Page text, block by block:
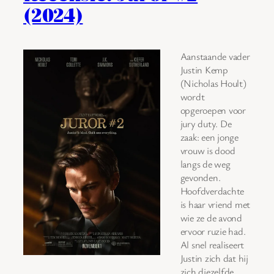
(2024)
Aanstaande vader
Justin Kemp
(Nicholas Hoult)
wordt
opgeroepen voor
jury duty. De
zaak: een jonge
vrouw is dood
langs de weg
gevonden.
Hoofdverdachte
is haar vriend met
wie ze de avond
ervoor ruzie had.
Al snel realiseert
Justin zich dat hij